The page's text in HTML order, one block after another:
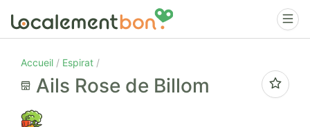
Accueil Espirat
Ails Rose de Billom